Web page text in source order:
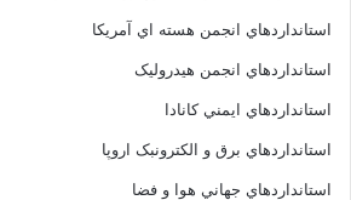
استانداردهاي انجمن هسته اي آمريکا
استانداردهاي انجمن هيدروليک
استانداردهاي ايمني کانادا
استانداردهاي برق و الکترونبک اروپا
استانداردهاي جهاني هوا و فضا